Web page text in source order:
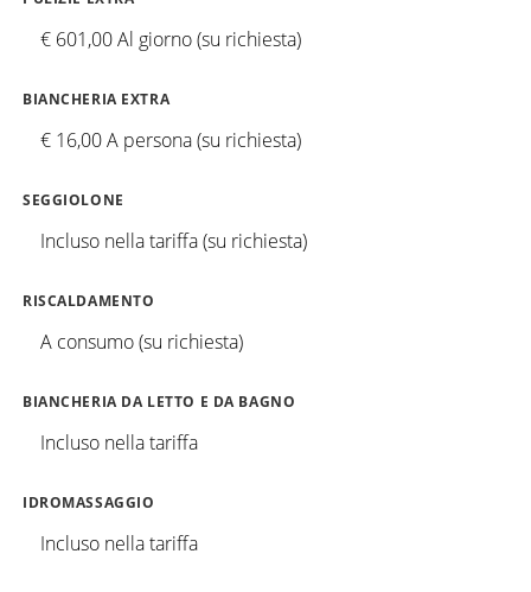
€ 601,00 Al giorno (su richiesta)
BIANCHERIA EXTRA
€ 16,00 A persona (su richiesta)
SEGGIOLONE
Incluso nella tariffa (su richiesta)
RISCALDAMENTO
A consumo (su richiesta)
BIANCHERIA DA LETTO E DA BAGNO
Incluso nella tariffa
IDROMASSAGGIO
Incluso nella tariffa